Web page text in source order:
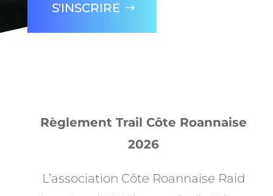
S'INSCRIRE
Règlement Trail Côte Roannaise
2026
L’association Côte Roannaise Raid